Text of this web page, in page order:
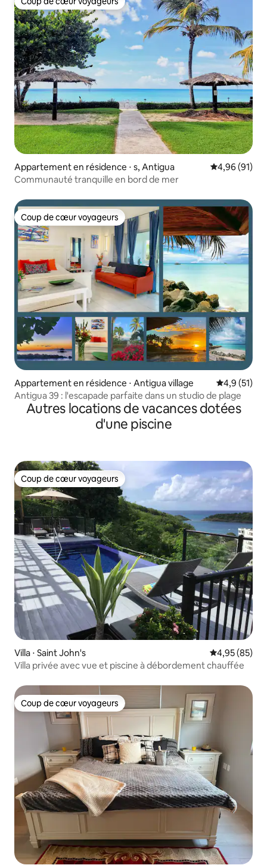
Coup de cœur voyageurs
Appartement en résidence ⋅ s, Antigua Évaluation
4,96 (91)
Communauté tranquille en bord de mer
Coup de cœur voyageurs
Coup de cœur voyageurs
Appartement en résidence ⋅ Antigua village Évaluation
4,9 (51)
Antigua 39 : l'escapade parfaite dans un studio de plage
Autres locations de vacances dotées
d'une piscine
Coup de cœur voyageurs
Coup de cœur voyageurs
Villa ⋅ Saint John's Évaluation
4,95 (85)
Villa privée avec vue et piscine à débordement chauffée
Coup de cœur voyageurs
Coup de cœur voyageurs